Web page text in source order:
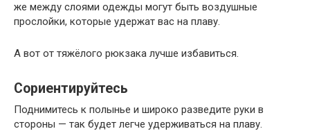
же между слоями одежды могут быть воздушные
прослойки, которые удержат вас на плаву.
А вот от тяжёлого рюкзака лучше избавиться.
Сориентируйтесь
Поднимитесь к полынье и широко разведите руки в
стороны — так будет легче удерживаться на плаву.